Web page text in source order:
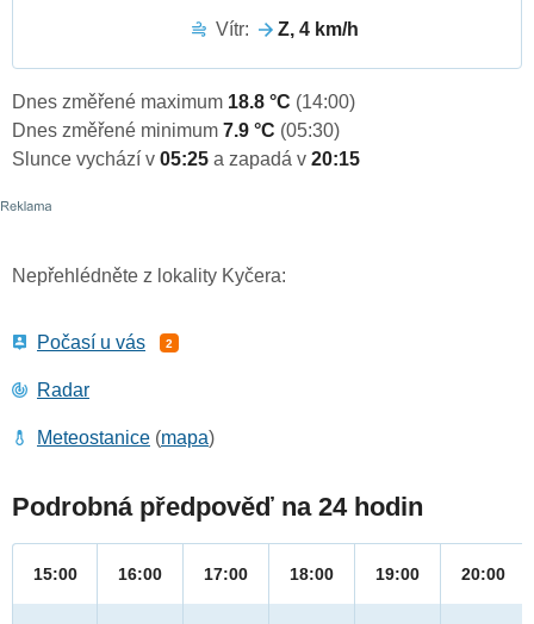
Vítr:
Z, 4 km/h
Dnes změřené maximum 18.8 °C (14:00)
Dnes změřené minimum 7.9 °C (05:30)
Slunce vychází v 05:25 a zapadá v 20:15
Nepřehlédněte z lokality Kyčera:
Počasí u vás 2
Radar
Meteostanice (mapa)
Podrobná předpověď na 24 hodin
15:00 16:00 17:00 18:00 19:00 20:00